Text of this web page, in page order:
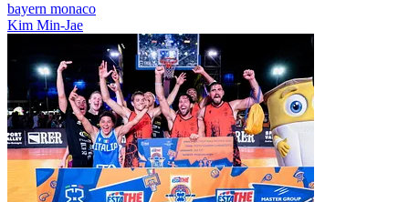
bayern monaco
Kim Min-Jae